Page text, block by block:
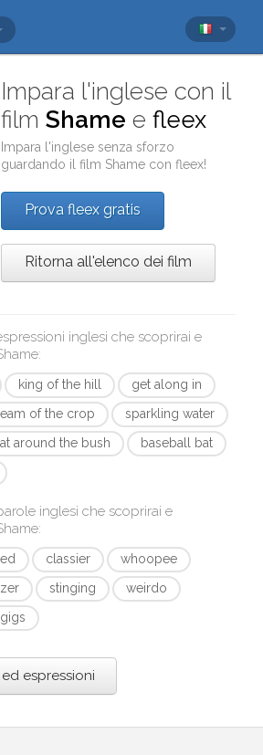
Impara l'inglese con il
filmShame efleex
Impara l'inglese senza sforzo
guardando il film Shame confleex!
Prova fleex gratis
Ritorna all'elenco dei film
inglesi che scoprirai e
:
king of the hill
get along in
of the crop
sparkling water
around the bush
baseball bat
inglesi che scoprirai e
:
classier
whoopee
stinging
weirdo
gigs
espressioni